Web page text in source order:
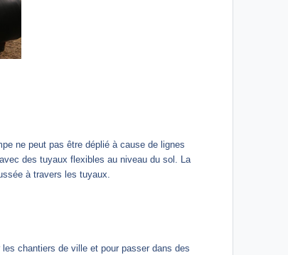
ne peut pas être déplié à cause de lignes
des tuyaux flexibles au niveau du sol. La
à travers les tuyaux.
chantiers de ville et pour passer dans des